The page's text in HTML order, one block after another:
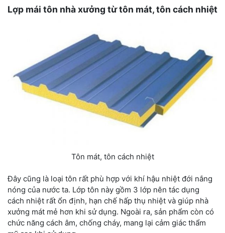
Lợp mái tôn nhà xưởng từ tôn mát, tôn cách nhiệt
Tôn mát, tôn cách nhiệt
Đây cũng là loại tôn rất phù hợp với khí hậu nhiệt đới nắng
nóng của nước ta. Lớp tôn này gồm 3 lớp nên tác dụng
cách nhiệt rất ổn định, hạn chế hấp thụ nhiệt và giúp nhà
xưởng mát mẻ hơn khi sử dụng. Ngoài ra, sản phẩm còn có
chức năng cách âm, chống cháy, mang lại cảm giác thẩm